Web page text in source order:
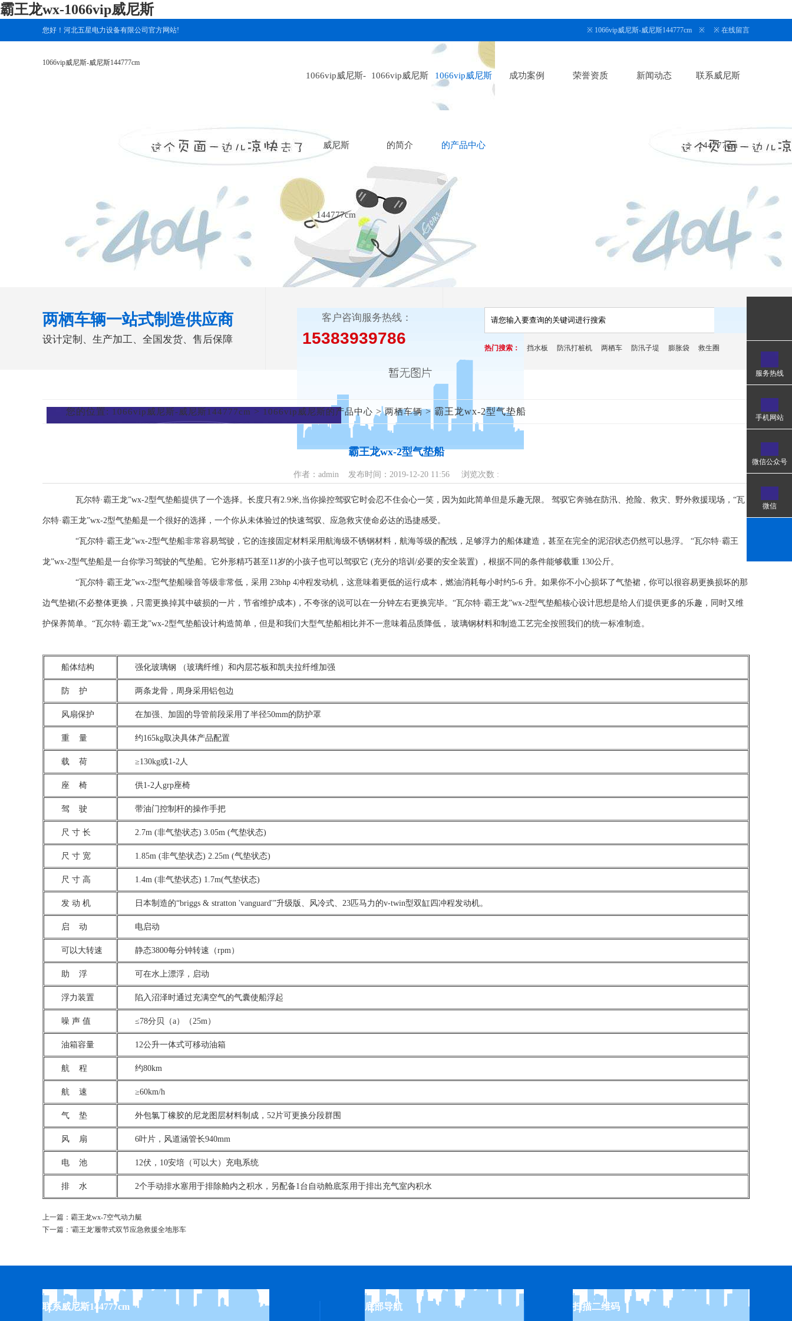
霸王龙wx-1066vip威尼斯
您好！河北五星电力设备有限公司官方网站! ※ 1066vip威尼斯-威尼斯144777cm ※ ※ 在线留言
1066vip威尼斯-威尼斯144777cm
1066vip威尼斯-
威尼斯
144777cm
1066vip威尼斯
的简介
1066vip威尼斯
的产品中心
成功案例 荣誉资质 新闻动态 联系威尼斯
144777cm
两栖车辆一站式制造供应商
设计定制、生产加工、全国发货、售后保障
客户咨询服务热线：
15383939786
热门搜索： 挡水板 防汛打桩机 两栖车 防汛子堤 膨胀袋 救生圈
您的位置: 1066vip威尼斯-威尼斯144777cm > 1066vip威尼斯的产品中心 >两栖车辆> 霸王龙wx-2型气垫船
霸王龙wx-2型气垫船
作者：admin 发布时间：2019-12-20 11:56 浏览次数 :
瓦尔特·霸王龙”wx-2型气垫船提供了一个选择。长度只有2.9米,当你操控驾驭它时会忍不住会心一笑，因为如此简单但是乐趣无限。 驾驭它奔驰在防汛、抢险、救灾、野外救援现场，“瓦
尔特·霸王龙”wx-2型气垫船是一个很好的选择，一个你从未体验过的快速驾驭、应急救灾使命必达的迅捷感受。
“瓦尔特·霸王龙”wx-2型气垫船非常容易驾驶，它的连接固定材料采用航海级不锈钢材料，航海等级的配线，足够浮力的船体建造，甚至在完全的泥沼状态仍然可以悬浮。 “瓦尔特·霸王
龙”wx-2型气垫船是一台你学习驾驶的气垫船。它外形精巧甚至11岁的小孩子也可以驾驭它 (充分的培训/必要的安全装置) ，根据不同的条件能够载重 130公斤。
“瓦尔特·霸王龙”wx-2型气垫船噪音等级非常低，采用 23bhp 4冲程发动机，这意味着更低的运行成本，燃油消耗每小时约5-6 升。如果你不小心损坏了气垫裙，你可以很容易更换损坏的那
边气垫裙(不必整体更换，只需更换掉其中破损的一片，节省维护成本)，不夸张的说可以在一分钟左右更换完毕。“瓦尔特·霸王龙”wx-2型气垫船核心设计思想是给人们提供更多的乐趣，同时又维
护保养简单。“瓦尔特·霸王龙”wx-2型气垫船设计构造简单，但是和我们大型气垫船相比并不一意味着品质降低， 玻璃钢材料和制造工艺完全按照我们的统一标准制造。
船体结构 强化玻璃钢 （玻璃纤维）和内层芯板和凯夫拉纤维加强
防 护 两条龙骨，周身采用铝包边
风扇保护 在加强、加固的导管前段采用了半径50mm的防护罩
重 量 约165kg取决具体产品配置
载 荷 ≥130kg或1-2人
座 椅 供1-2人grp座椅
驾 驶 带油门控制杆的操作手把
尺 寸 长 2.7m (非气垫状态) 3.05m (气垫状态)
尺 寸 宽 1.85m (非气垫状态) 2.25m (气垫状态)
尺 寸 高 1.4m (非气垫状态) 1.7m(气垫状态)
发 动 机 日本制造的“briggs & stratton 'vanguard'”升级版、风冷式、23匹马力的v-twin型双缸四冲程发动机。
启 动 电启动
可以大转速 静态3800每分钟转速（rpm）
助 浮 可在水上漂浮，启动
浮力装置 陷入沼泽时通过充满空气的气囊使船浮起
噪 声 值 ≤78分贝（a）（25m）
油箱容量 12公升一体式可移动油箱
航 程 约80km
航 速 ≥60km/h
气 垫 外包氯丁橡胶的尼龙图层材料制成，52片可更换分段群围
风 扇 6叶片，风道涵管长940mm
电 池 12伏，10安培（可以大）充电系统
排 水 2个手动排水塞用于排除舱内之积水，另配备1台自动舱底泵用于排出充气室内积水
上一篇： 霸王龙wx-7空气动力艇
下一篇： '霸王龙'履带式双节应急救援全地形车
联系威尼斯144777cm 底部导航 扫描二维码
服务热线
手机网站
微信公众号
微信